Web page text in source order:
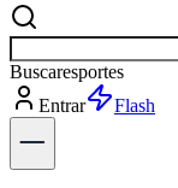
Buscarpolítica
Entrar
Flash